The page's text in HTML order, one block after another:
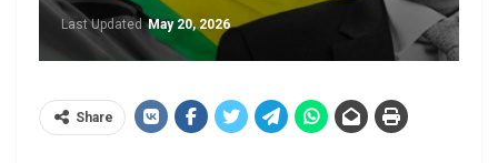
Last UpdatedMay 20, 2026
Share